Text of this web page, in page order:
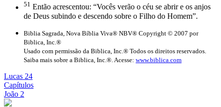
51 Então acrescentou: “Vocês verão o céu se abrir e os anjos
de Deus subindo e descendo sobre o Filho do Homem”.
Biblia Sagrada, Nova Bíblia Viva® NBV® Copyright © 2007 por
Biblica, Inc.®
Usado com permissão da Biblica, Inc.® Todos os direitos reservados.
Saiba mais sobre a Biblica, Inc.®. Acesse: www.biblica.com
Lucas 24
Capítulos
João 2